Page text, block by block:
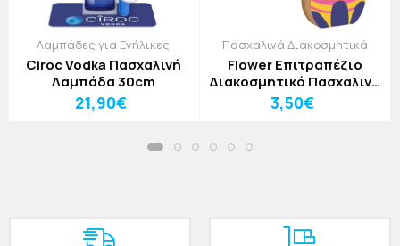
Λαμπάδες για Ενήλικες
Ciroc Vodka Πασχαλινή
Λαμπάδα 30cm
21,90€
Πασχαλινά Διακοσμητικά
Flower Επιτραπέζιο
Διακοσμητικό Πασχαλινό
Αυγό Κόκκινο 11x15cm
3,50€